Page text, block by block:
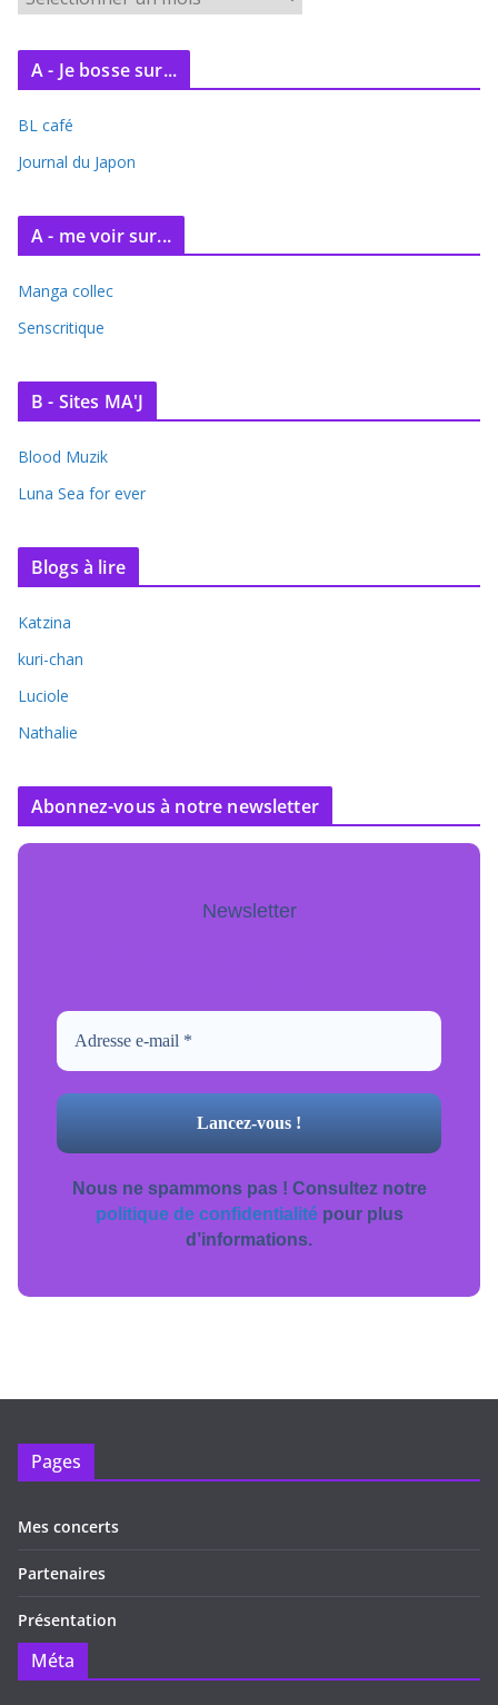
c
v
e
A - Je bosse sur...
BL café
Journal du Japon
A - me voir sur...
Manga collec
Senscritique
B - Sites MA'J
Blood Muzik
Luna Sea for ever
Blogs à lire
Katzina
kuri-chan
Luciole
Nathalie
Abonnez-vous à notre newsletter
Newsletter
Nous ne spammons pas ! Consultez notre
politique de confidentialitépour plus
d’informations.
Pages
Mes concerts
Partenaires
Présentation
Méta